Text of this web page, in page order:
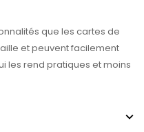
que les cartes de
et peuvent facilement
les rend pratiques et moins